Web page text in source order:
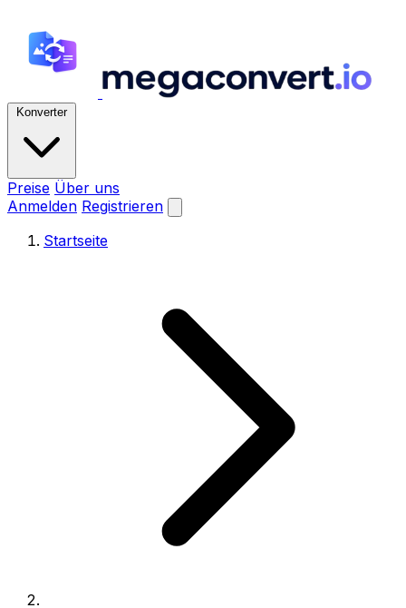
Konverter
Preise Über uns
Anmelden Registrieren
Startseite